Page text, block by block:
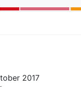
2017